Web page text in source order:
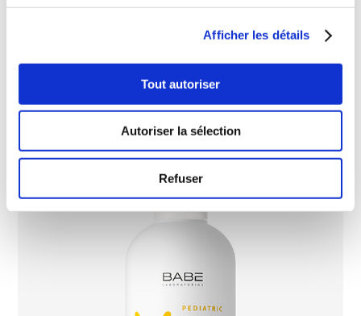
Afficher les détails
Tout autoriser
Autoriser la sélection
Refuser